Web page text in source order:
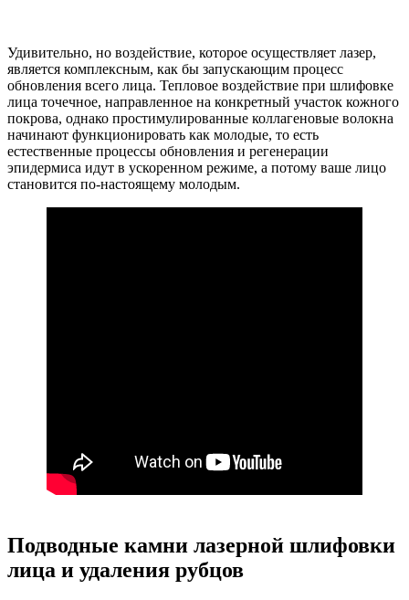
Удивительно, но воздействие, которое осуществляет лазер,
является комплексным, как бы запускающим процесс
обновления всего лица. Тепловое воздействие при шлифовке
лица точечное, направленное на конкретный участок кожного
покрова, однако простимулированные коллагеновые волокна
начинают функционировать как молодые, то есть
естественные процессы обновления и регенерации
эпидермиса идут в ускоренном режиме, а потому ваше лицо
становится по-настоящему молодым.
Подводные камни лазерной шлифовки
лица и удаления рубцов